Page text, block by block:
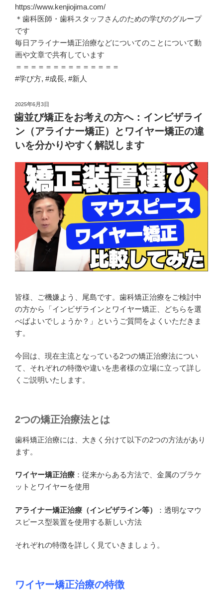
https://www.kenjiojima.com/
＊歯科医師・歯科スタッフさんのための学びのグループ
です
毎日アライナー矯正治療などについてのことについて動
画や文章で共有しています
＝＝＝＝＝＝＝＝＝＝＝＝＝＝
#学び方, #成長, #新人
投
稿
日:
2025年6月3日
歯並び矯正をお考えの方へ：インビザライ
ン（アライナー矯正）とワイヤー矯正の違
いを分かりやすく解説します
皆様、ご機嫌よう、尾島です。歯科矯正治療をご検討中
の方から「インビザラインとワイヤー矯正、どちらを選
べばよいでしょうか？」というご質問をよくいただきま
す。
今回は、現在主流となっている2つの矯正治療法につい
て、それぞれの特徴や違いを患者様の立場に立って詳し
くご説明いたします。
2つの矯正治療法とは
歯科矯正治療には、大きく分けて以下の2つの方法があり
ます。
ワイヤー矯正治療 ：従来からある方法で、金属のブラケ
ットとワイヤーを使用
アライナー矯正治療（インビザライン等）
：透明なマウ
スピース型装置を使用する新しい方法
それぞれの特徴を詳しく見ていきましょう。
ワイヤー矯正治療の特徴